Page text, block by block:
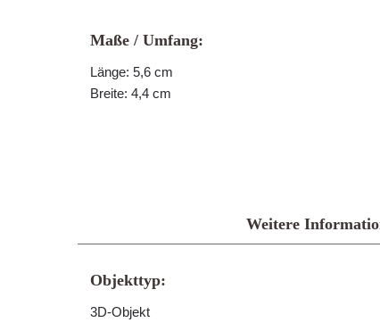
Maße / Umfang:
Länge: 5,6 cm
Breite: 4,4 cm
Weitere
Objekttyp:
3D-Objekt